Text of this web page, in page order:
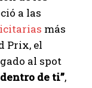
a las
más
Prix, el
al spot
de ti”,